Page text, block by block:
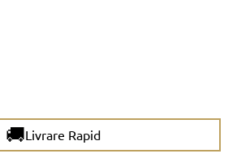
🚚Livrare Rapid